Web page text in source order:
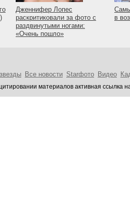
Дженнифер Лопес
раскритиковали за фото с
раздвинутыми ногами:
«Очень пошло»
в
Все новости Starфото Видео
материалов активная ссылка